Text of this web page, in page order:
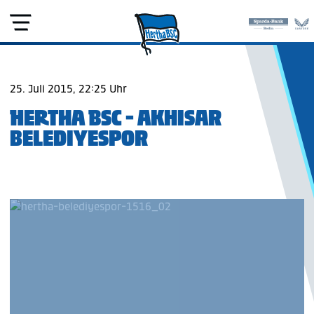
25. Juli 2015, 22:25 Uhr
HERTHA BSC - AKHISAR
BELEDIYESPOR